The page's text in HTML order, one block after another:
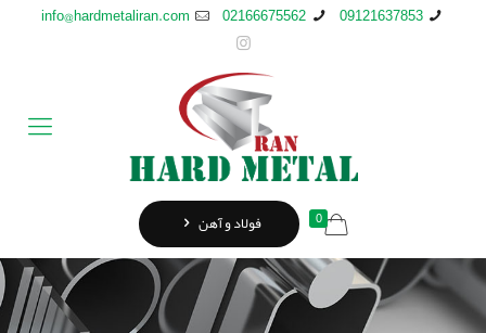
09121637853
02166675562
info@hardmetaliran.com
0 فولاد و آهن